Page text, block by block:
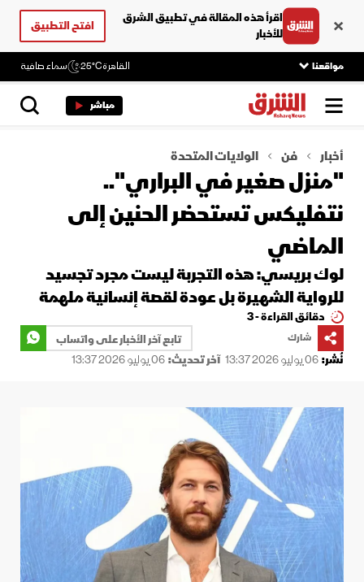
اقرأ هذه المقالة في تطبيق الشرق
للأخبار
افتح التطبيق
مواقعنا القاهرة25°C سماء صافية
مباشر
أخبار فن الولايات المتحدة
"منزل صغير في البراري"..
نتفليكس تستحضر الحنين إلى
الماضي
لوك بريسي: هذه التجربة ليست مجرد تجسيد
للرواية الشهيرة بل عودة لقصة إنسانية ملهمة
دقائق القراءة - 3
شارك
تابع آخر الأخبار على واتساب
نُشر:06 يوليو 2026 13:37 آخر تحديث:06 يوليو 2026 13:37